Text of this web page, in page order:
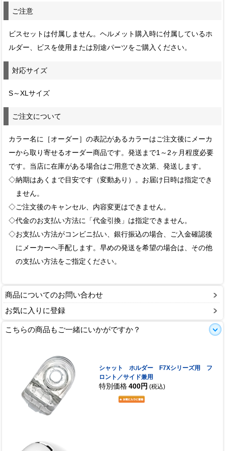
ご注意
ビスセットは付属しません。ヘルメット購入時に付属しているホ
ルダー、ビスを使用または別途パーツをご購入ください。
対応サイズ
S～XLサイズ
ご注文について
カラー名に［オーダー］の表記があるカラーはご注文後にメーカ
ーから取り寄せるオーダー商品です。発送まで1～2ヶ月程度必要
です。当店に在庫がある場合はご用意でき次第、発送します。
◇納期はあくまで目安です（変動あり）。お届け日時は指定でき
ません。
◇ご注文後のキャンセル、内容変更はできません。
◇代金のお支払い方法に「代金引換」は指定できません。
◇お支払い方法がコンビニ払い、銀行振込の場合、ご入金確認後
にメーカーへ手配します。早めの発送を希望の場合は、その他
の支払い方法をご指定ください。
商品についてのお問い合わせ
お気に入りに登録
こちらの商品もご一緒にいかがですか？
シャット ホルダー F7Xシリーズ用 フ
ロント／サイド兼用
特別価格 400円 (税込)